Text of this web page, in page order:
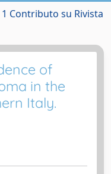
1 Contributo su Rivista
of
in the
Italy.